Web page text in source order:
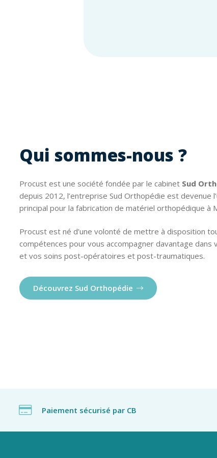
Qui sommes-nous ?
Procust est une société fondée par le cabinet Sud
depuis 2012, l’entreprise Sud Orthopédie est devenue
principal pour la fabrication de matériel orthopédique à
Procust est né d’une volonté de mettre à disposition
compétences pour vous accompagner davantage dans
et vos soins post-opératoires et post-traumatiques.
Découvrez Sud Orthopédie
Paiement sécurisé par CB